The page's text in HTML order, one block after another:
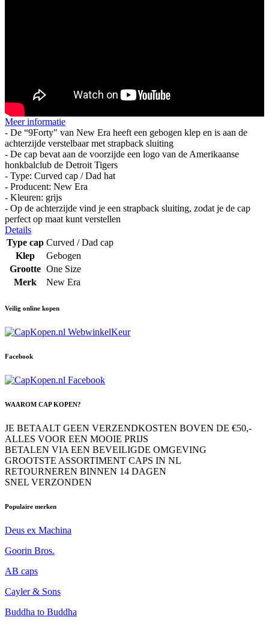
Meer informatie
- De “9Forty" van New Era heeft een gebogen klep en is aan de
achterzijde verstelbaar met strapback sluiting
- De cap bevat aan de voorzijde een logo van de Amerikaanse
honkbalclub de Detroit Tigers
- Type: Curved cap / Dad hat
- Producent: New Era
- Kleuren: grijs
- Op de achterzijde vind je een strapback sluiting, zodat je de cap
perfect op maat kunt verstellen
Details
Type cap Curved / Dad cap
Klep
Gebogen
Grootte One Size
Merk
New Era
Veilig online kopen
Facebook
WAAROM CAP KOPEN?
JE BETAALT GEEN VERZENDKOSTEN BOVEN DE €50,-
ALLES VOOR EEN MOOIE PRIJS
BETALEN VIA EEN BEVEILIGDE OMGEVING
GROOTSTE ASSORTIMENT CAPS IN NL
RETOURNEREN BINNEN 14 DAGEN
SNEL VERZONDEN
Populaire merken
Deus ex Machina
Goorin Bros.
AB caps
Cayler & Sons
Buddha to Buddha